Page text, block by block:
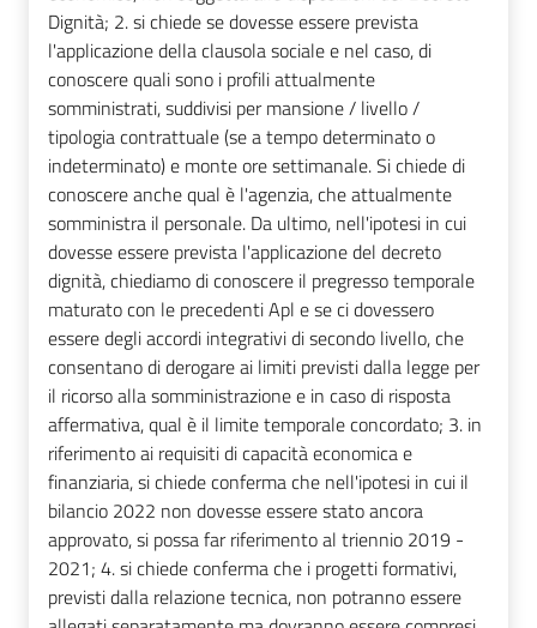
Dignità; 2. si chiede se dovesse essere prevista
l'applicazione della clausola sociale e nel caso, di
conoscere quali sono i profili attualmente
somministrati, suddivisi per mansione / livello /
tipologia contrattuale (se a tempo determinato o
indeterminato) e monte ore settimanale. Si chiede di
conoscere anche qual è l'agenzia, che attualmente
somministra il personale. Da ultimo, nell'ipotesi in cui
dovesse essere prevista l'applicazione del decreto
dignità, chiediamo di conoscere il pregresso temporale
maturato con le precedenti Apl e se ci dovessero
essere degli accordi integrativi di secondo livello, che
consentano di derogare ai limiti previsti dalla legge per
il ricorso alla somministrazione e in caso di risposta
affermativa, qual è il limite temporale concordato; 3. in
riferimento ai requisiti di capacità economica e
finanziaria, si chiede conferma che nell'ipotesi in cui il
bilancio 2022 non dovesse essere stato ancora
approvato, si possa far riferimento al triennio 2019 -
2021; 4. si chiede conferma che i progetti formativi,
previsti dalla relazione tecnica, non potranno essere